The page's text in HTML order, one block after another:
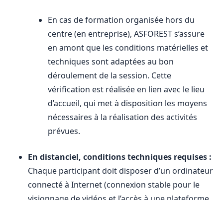
En cas de formation organisée hors du
centre (en entreprise), ASFOREST s’assure
en amont que les conditions matérielles et
techniques sont adaptées au bon
déroulement de la session. Cette
vérification est réalisée en lien avec le lieu
d’accueil, qui met à disposition les moyens
nécessaires à la réalisation des activités
prévues.
En distanciel, conditions techniques requises :
Chaque participant doit disposer d’un ordinateur
connecté à Internet (connexion stable pour le